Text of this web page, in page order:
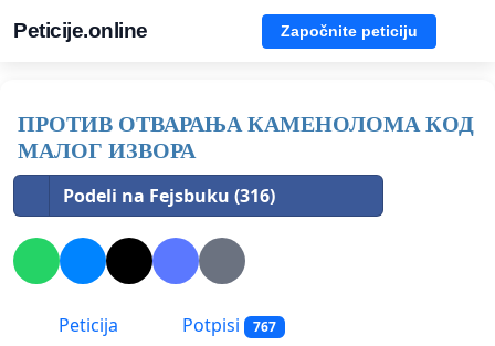
Peticije.online Započnite peticiju
ПРОТИВ ОТВАРАЊА КАМЕНОЛОМА КОД
МАЛОГ ИЗВОРА
Podeli na Fejsbuku (316)
Peticija Potpisi 767